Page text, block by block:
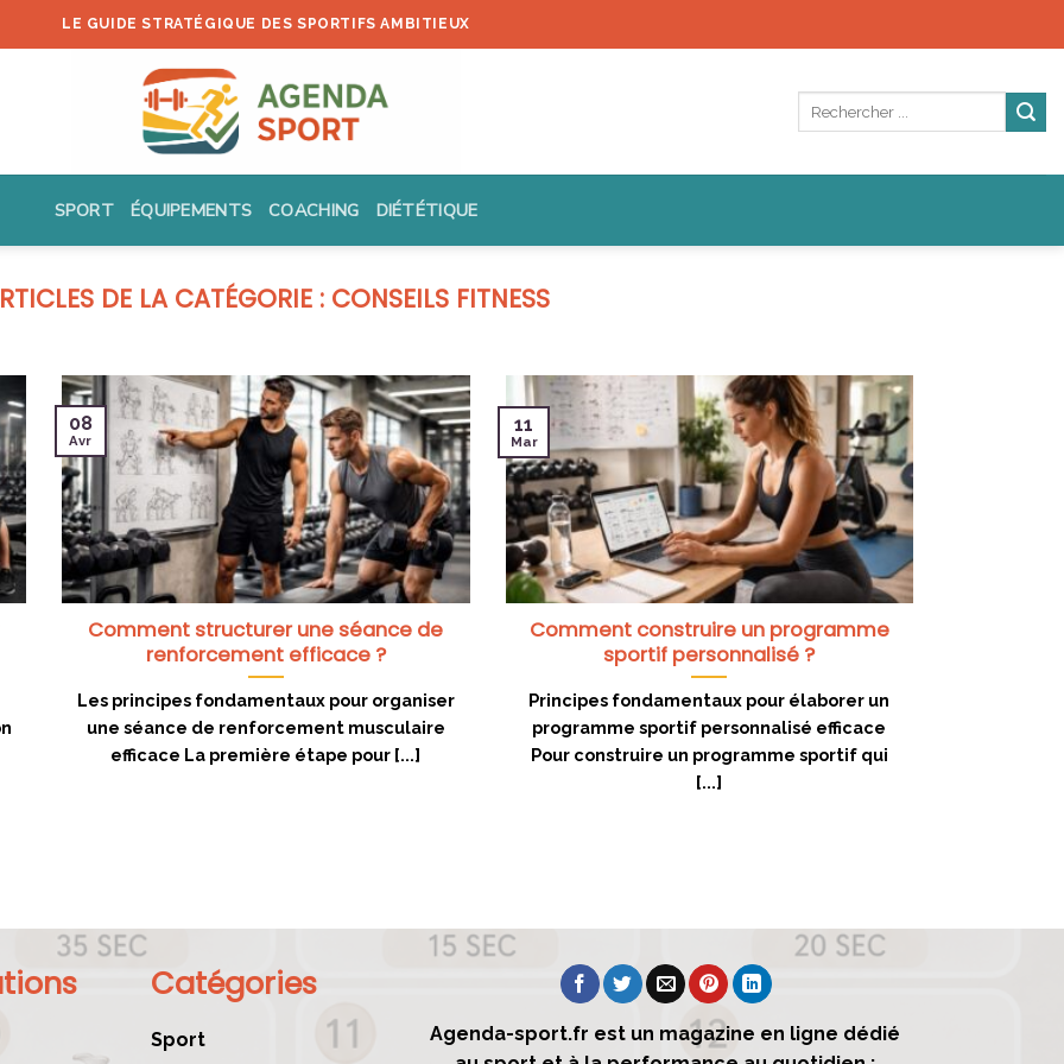
LE GUIDE STRATÉGIQUE DES SPORTIFS AMBITIEUX
SPORT ÉQUIPEMENTS COACHING DIÉTÉTIQUE
CONSEILS FITNESS
Comment structurer une séance de
renforcement efficace ?
Les principes fondamentaux pour organiser
une séance de renforcement musculaire
efficace La première étape pour [...]
08
Avr
Comment construire un programme
sportif personnalisé ?
Principes fondamentaux pour élaborer un
programme sportif personnalisé efficace
Pour construire un programme sportif qui
[...]
11
Mar
Catégories
Sport
Agenda-sport.fr est un magazine en ligne dédié